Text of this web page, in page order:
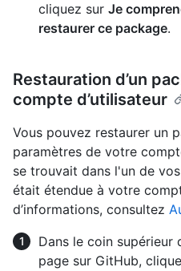
cliquez sur Je
restaurer ce package.
Restauration d’un
compte d’utilisateur
Vous pouvez restaurer un
paramètres de votre
se trouvait dans l'un de
était étendue à votre
d’informations, consultez
Dans le coin supérieur
page sur GitHub,